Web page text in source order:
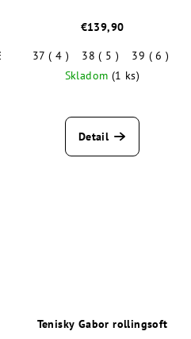
)
€139,90
37 ( 4 )
38 ( 5 ) 39 ( 6 )
Skladom (1 ks)
hodnotenie
produktu
Detail
Tenisky Gabor rollingsoft